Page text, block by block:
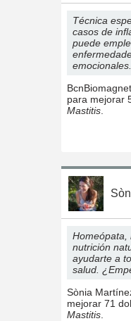
Técnica
casos de
puede
emocionales.
para mejorar
Mastitis.
Homeópata,
nutrición
ayudarte a
salud.
Sònia
mejorar 71
Mastitis.